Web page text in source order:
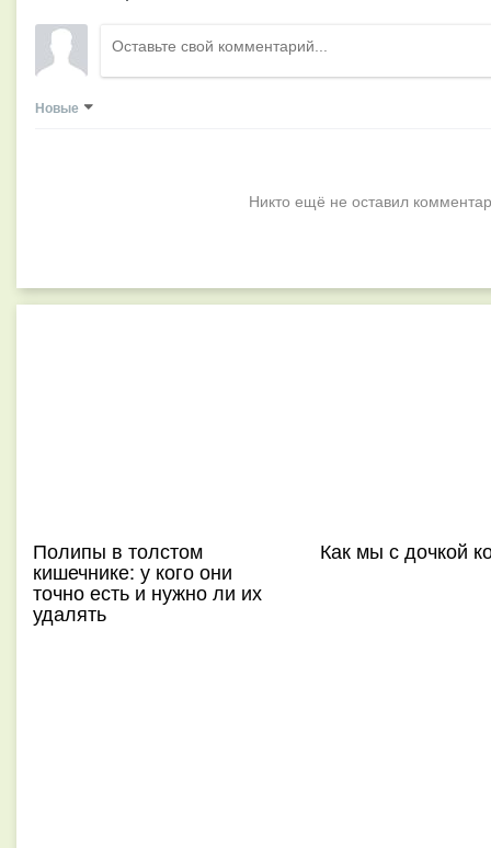
Новые
Никто ещё не оставил
Полипы в толстом
кишечнике: у кого они
точно есть и нужно ли их
удалять
Как мы с дочкой